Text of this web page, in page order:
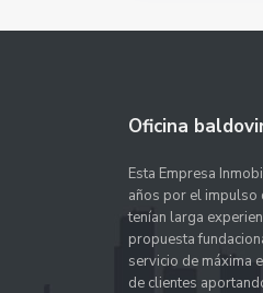
Oficina
Esta Empresa
años por el impulso
tenían larga
propuesta
servicio de máxima
de clientes